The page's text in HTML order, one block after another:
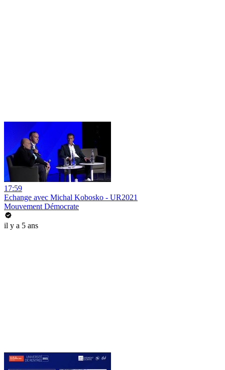
17:59
Echange avec Michal Kobosko - UR2021
Mouvement Démocrate
il y a 5 ans